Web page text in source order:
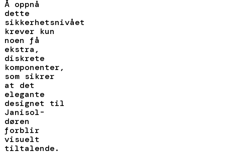
Å oppnå
dette
sikkerhetsnivået
krever kun
noen få
ekstra,
diskrete
komponenter,
som sikrer
at det
elegante
designet til
Janisol-
døren
forblir
visuelt
tiltalende.